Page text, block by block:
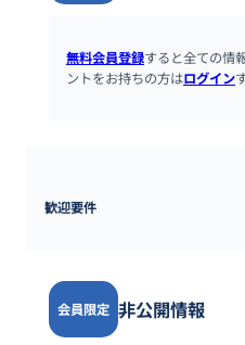
無料会員登録すると全ての情
ントをお持ちの方はログイン
歓迎要件
会員限定 非公開情報